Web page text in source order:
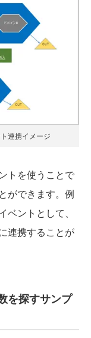
連携イメージ
トを使うことで
ができます。例
ントとして、
連携することが
を探すサンプ